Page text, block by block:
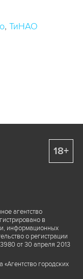
ТиНАО
агентство
в
информационных
о регистрации
от 30 апреля 2013
городских
18+